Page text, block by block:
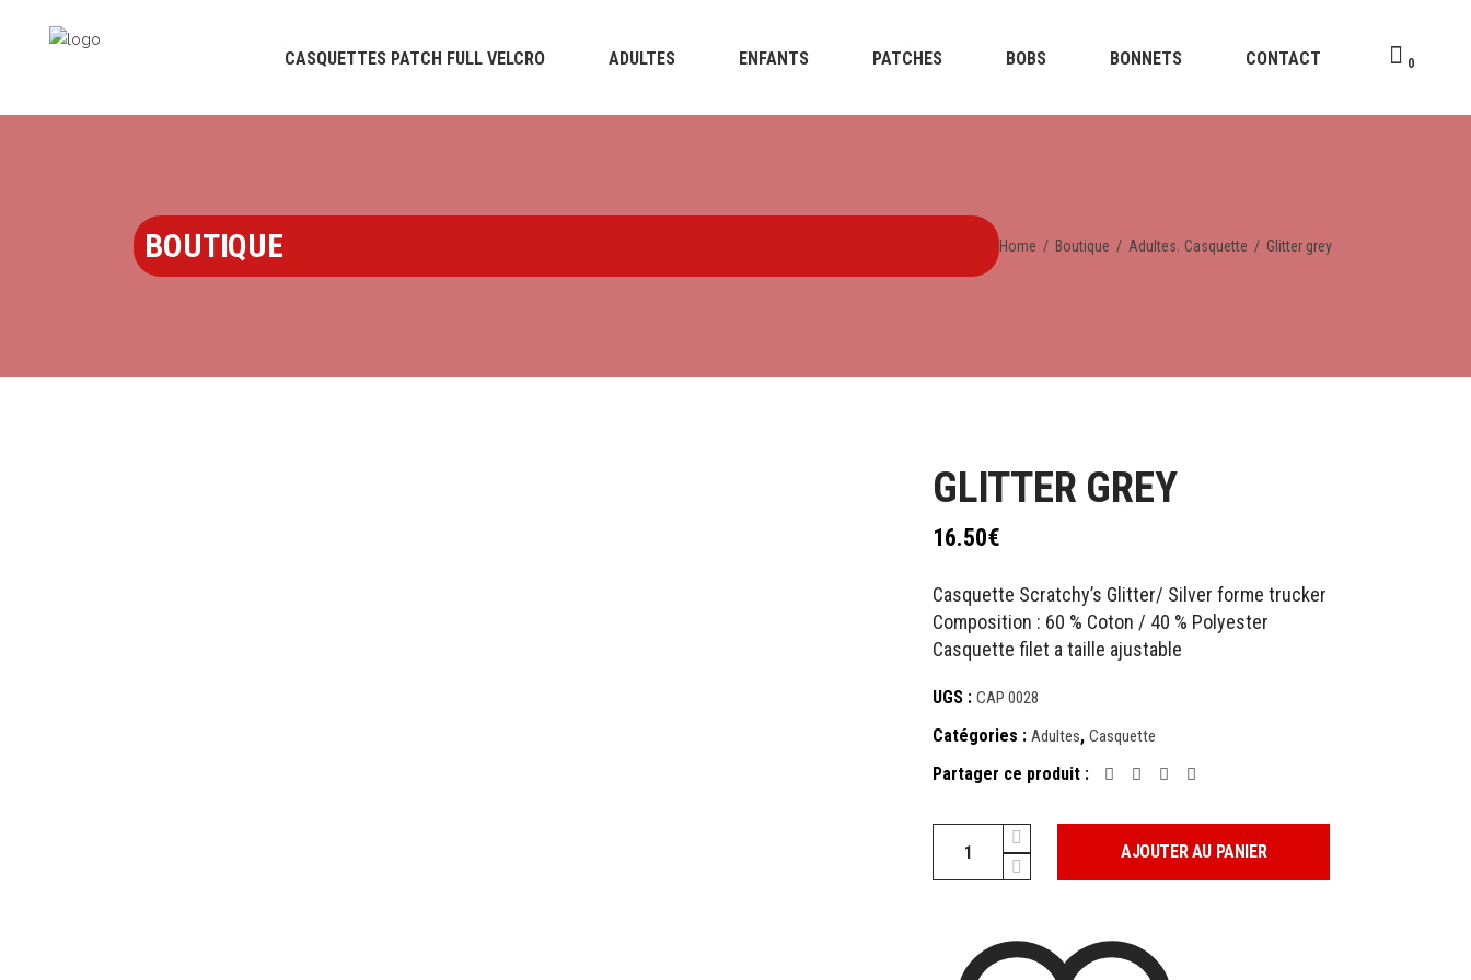
CASQUETTES PATCH FULL VELCRO ADULTES ENFANTS PATCHES BOBS BONNETS CONTACT 0
BOUTIQUE Home / Boutique / Adultes Casquette / Glitter grey
GLITTER GREY
16.50€
Casquette Scratchy’s Glitter/ Silver forme trucker
Composition : 60 % Coton / 40 % Polyester
Casquette filet a taille ajustable
UGS : CAP 0028
Catégories : Adultes, Casquette
Partager ce produit :
AJOUTER AU PANIER